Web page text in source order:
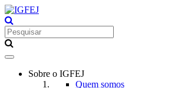
Toggle
navigationSobre o IGFEJ
Quem somos